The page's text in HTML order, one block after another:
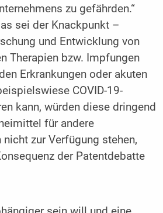
zu gefährden.“
sei der Knackpunkt –
und Entwicklung von
Therapien bzw. Impfungen
Erkrankungen oder akuten
COVID-19-
kann, würden diese dringend
für andere
nicht zur Verfügung stehen,
der Patentdebatte